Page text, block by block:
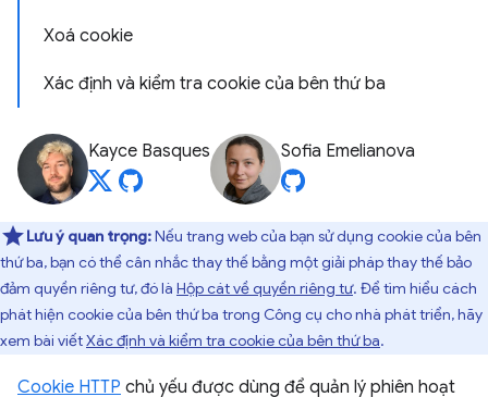
Xoá cookie
Xác định và kiểm tra cookie của bên thứ ba
Kayce Basques Sofia Emelianova
Lưu ý quan trọng:Nếu trang web của bạn sử dụng cookie của bên
thứ ba, bạn có thể cân nhắc thay thế bằng một giải pháp thay thế bảo
đảm quyền riêng tư, đó là Hộp cát về quyền riêng tư. Để tìm hiểu cách
phát hiện cookie của bên thứ ba trong Công cụ cho nhà phát triển, hãy
xem bài viếtXác định và kiểm tra cookie của bên thứ ba.
Cookie HTTP chủ yếu được dùng để quản lý phiên hoạt